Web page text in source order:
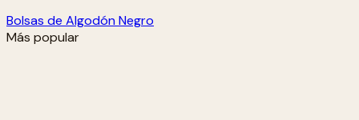
Bolsas de Algodón Negro
Más popular